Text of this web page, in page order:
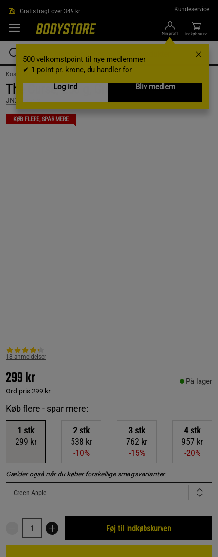
Gratis fragt over 349 kr Kundeservice
Min profil
500 velkomstpoint til nye medlemmer
✔ 1 point pr. krone, du handler for
Log ind
Bliv medlem
Indkøbskurv
Kosttilskud / Pre workout / Komplet PWO
The Curse, 250 g, Green Apple
JNX Sports
KØB FLERE, SPAR MERE
18 anmeldelser
299 kr
Ord.pris299 kr
På lager
Køb flere - spar mere:
1 stk
299 kr
2 stk
538 kr
-10%
3 stk
762 kr
-15%
4 stk
957 kr
-20%
Gælder også når du køber forskellige smagsvarianter
Green Apple
Føj til indkøbskurven